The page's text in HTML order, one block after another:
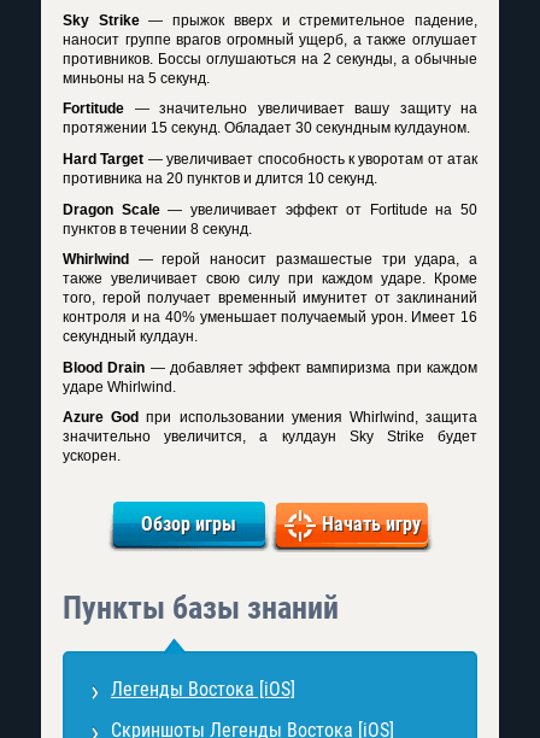
Sky Strike— прыжок вверх и стремительное падение,
наносит группе врагов огромный ущерб, а также оглушает
противников. Боссы оглушаються на 2 секунды, а обычные
миньоны на 5 секунд.
Fortitude — значительно увеличивает вашу защиту на
протяжении 15 секунд. Обладает 30 секундным кулдауном.
Hard Target — увеличивает способность к уворотам от атак
противника на 20 пунктов и длится 10 секунд.
Dragon Scale— увеличивает эффект от Fortitude на 50
пунктов в течении 8 секунд.
Whirlwind
— герой наносит размашестые три удара, а
также увеличивает свою силу при каждом ударе. Кроме
того, герой получает временный имунитет от заклинаний
контроля и на 40% уменьшает получаемый урон. Имеет 16
секундный кулдаун.
Blood Drain — добавляет эффект вампиризма при каждом
ударе Whirlwind.
Azure God при использовании умения Whirlwind, защита
значительно увеличится, а кулдаун Sky Strike будет
ускорен.
Обзор игры Начать игру
Пункты базы знаний
Легенды Востока [iOS]
Скриншоты Легенды Востока [iOS]